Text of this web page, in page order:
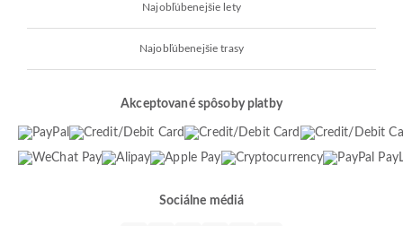
Najobľúbenejšie lety
Najobľúbenejšie trasy
Akceptované spôsoby platby
Sociálne médiá